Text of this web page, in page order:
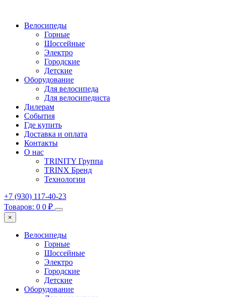
Велосипеды
Горные
Шоссейные
Электро
Городские
Детские
Оборудование
Для велосипеда
Для велосипедиста
Дилерам
События
Где купить
Доставка и оплата
Контакты
О нас
TRINITY Группа
TRINX Бренд
Технологии
+7 (930) 117-40-23
Товаров: 0 0 ₽
×
Велосипеды
Горные
Шоссейные
Электро
Городские
Детские
Оборудование